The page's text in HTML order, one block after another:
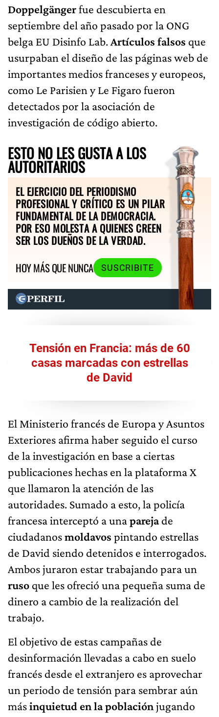
Doppelgängerfue descubierta en
septiembre del año pasado por la ONG
belga EU Disinfo Lab.Artículos falsos que
usurpaban el diseño de las páginas web de
importantes medios franceses y europeos,
como Le Parisien y Le Figaro fueron
detectados por la asociación de
investigación de código abierto.
ESTO NO LES GUSTA A LOS
AUTORITARIOS
EL EJERCICIO DEL PERIODISMO
PROFESIONAL Y CRÍTICO ES UN PILAR
FUNDAMENTAL DE LA DEMOCRACIA.
POR ESO MOLESTA A QUIENES CREEN
SER LOS DUEÑOS DE LA VERDAD.
HOY MÁS QUE NUNCA
SUSCRIBITE
Tensión en Francia: más de 60
casas marcadas con estrellas
de David
El Ministerio francés de Europa y Asuntos
Exteriores afirma haber seguido el curso
de la investigación en base a ciertas
publicaciones hechas en la plataforma X
que llamaron la atención de las
autoridades. Sumado a esto, la policía
francesa interceptó a unaparejade
ciudadanosmoldavos pintando estrellas
de David siendo detenidos e interrogados.
Ambos juraron estar trabajando para un
ruso que les ofreció una pequeña suma de
dinero a cambio de la realización del
trabajo.
El objetivo de estas campañas de
desinformación llevadas a cabo en suelo
francés desde el extranjero es aprovechar
un periodo de tensión para sembrar aún
másinquietud en la poblaciónjugando